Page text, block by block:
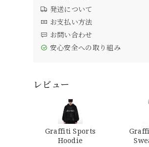
発送について
お支払い方法
お問い合わせ
安心安全への取り組み
レビュー
Graffiti Sports
Hoodie